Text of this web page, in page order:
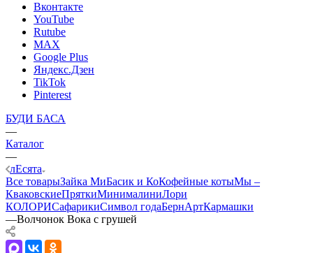
Вконтакте
YouTube
Rutube
MAX
Google Plus
Яндекс.Дзен
TikTok
Pinterest
БУДИ БАСА
—
Каталог
—
лЕсята
Все товарыЗайка МиБасик и КоКофейные котыМы –
КваковскиеПряткиМинималиниЛори
КОЛОРИСафарикиСимвол годаБернАртКармашки
—Волчонок Вока с грушей